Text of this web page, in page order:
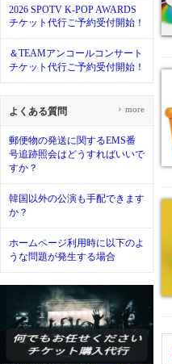
2026 SPOTV K-POP AWARDS
チケット代行ご予約受付開始！
＆TEAMアンコールコンサート
チケット代行ご予約受付開始！
よくある質問
郵便物の発送に関するEMS番
号追跡照会はどうすればいいで
すか？
韓国以外の公演も手配できます
か？
ホームページ利用時に以下のよ
うな問題が発生する場合
› more